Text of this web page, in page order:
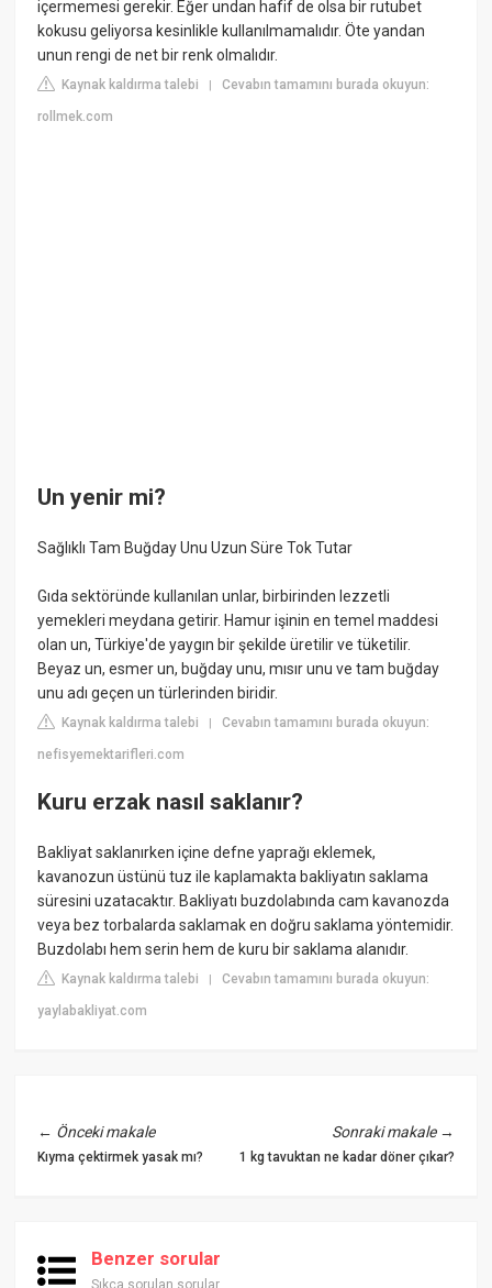
içermemesi gerekir. Eğer undan hafif de olsa bir rutubet
kokusu geliyorsa kesinlikle kullanılmamalıdır. Öte yandan
unun rengi de net bir renk olmalıdır.
Kaynak kaldırma talebi |Cevabın tamamını burada okuyun:
rollmek.com
Un yenir mi?
Sağlıklı Tam Buğday Unu Uzun Süre Tok Tutar
Gıda sektöründe kullanılan unlar, birbirinden lezzetli
yemekleri meydana getirir. Hamur işinin en temel maddesi
olan un, Türkiye'de yaygın bir şekilde üretilir ve tüketilir.
Beyaz un, esmer un, buğday unu, mısır unu ve tam buğday
unu adı geçen un türlerinden biridir.
Kaynak kaldırma talebi |Cevabın tamamını burada okuyun:
nefisyemektarifleri.com
Kuru erzak nasıl saklanır?
Bakliyat saklanırken içine defne yaprağı eklemek,
kavanozun üstünü tuz ile kaplamakta bakliyatın saklama
süresini uzatacaktır. Bakliyatı buzdolabında cam kavanozda
veya bez torbalarda saklamak en doğru saklama yöntemidir.
Buzdolabı hem serin hem de kuru bir saklama alanıdır.
Kaynak kaldırma talebi |Cevabın tamamını burada okuyun:
yaylabakliyat.com
← Önceki makale
Kıyma çektirmek yasak mı?
Sonraki makale→
1 kg tavuktan ne kadar döner çıkar?
Benzer sorular
Sıkça sorulan sorular